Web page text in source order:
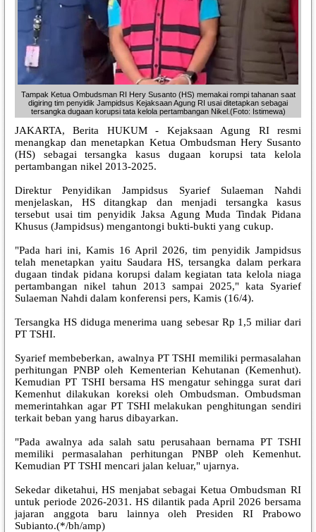
Tampak Ketua Ombudsman RI Hery Susanto (HS) memakai rompi tahanan saat
digiring tim penyidik Jampidsus Kejaksaan Agung RI usai ditetapkan sebagai
tersangka dugaan korupsi tata kelola pertambangan Nikel.(Foto: Istimewa)
JAKARTA, Berita HUKUM - Kejaksaan Agung RI resmi
menangkap dan menetapkan Ketua Ombudsman Hery Susanto
(HS) sebagai tersangka kasus dugaan korupsi tata kelola
pertambangan nikel 2013-2025.
Direktur Penyidikan Jampidsus Syarief Sulaeman Nahdi
menjelaskan, HS ditangkap dan menjadi tersangka kasus
tersebut usai tim penyidik Jaksa Agung Muda Tindak Pidana
Khusus (Jampidsus) mengantongi bukti-bukti yang cukup.
"Pada hari ini, Kamis 16 April 2026, tim penyidik Jampidsus
telah menetapkan yaitu Saudara HS, tersangka dalam perkara
dugaan tindak pidana korupsi dalam kegiatan tata kelola niaga
pertambangan nikel tahun 2013 sampai 2025," kata Syarief
Sulaeman Nahdi dalam konferensi pers, Kamis (16/4).
Tersangka HS diduga menerima uang sebesar Rp 1,5 miliar dari
PT TSHI.
Syarief membeberkan, awalnya PT TSHI memiliki permasalahan
perhitungan PNBP oleh Kementerian Kehutanan (Kemenhut).
Kemudian PT TSHI bersama HS mengatur sehingga surat dari
Kemenhut dilakukan koreksi oleh Ombudsman. Ombudsman
memerintahkan agar PT TSHI melakukan penghitungan sendiri
terkait beban yang harus dibayarkan.
"Pada awalnya ada salah satu perusahaan bernama PT TSHI
memiliki permasalahan perhitungan PNBP oleh Kemenhut.
Kemudian PT TSHI mencari jalan keluar," ujarnya.
Sekedar diketahui, HS menjabat sebagai Ketua Ombudsman RI
untuk periode 2026-2031. HS dilantik pada April 2026 bersama
jajaran anggota baru lainnya oleh Presiden RI Prabowo
Subianto.(*/bh/amp)